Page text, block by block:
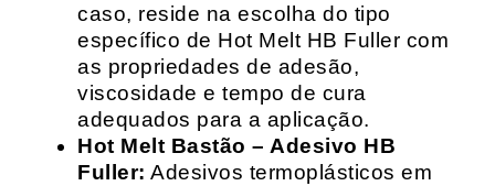
caso, reside na escolha do tipo
específico de Hot Melt HB Fuller com
as propriedades de adesão,
viscosidade e tempo de cura
adequados para a aplicação.
Hot Melt Bastão – Adesivo HB
Fuller: Adesivos termoplásticos em